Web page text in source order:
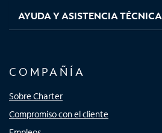
AYUDA Y ASISTENCIA TÉCNICA
COMPAÑÍA
Sobre Charter
Compromiso con el cliente